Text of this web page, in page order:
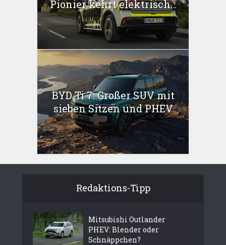
Pionier kehrt elektrisch...
BYD Ti 7: Großer SUV mit
sieben Sitzen und PHEV
Redaktions-Tipp
Mitsubishi Outlander
PHEV: Blender oder
Schnäppchen?